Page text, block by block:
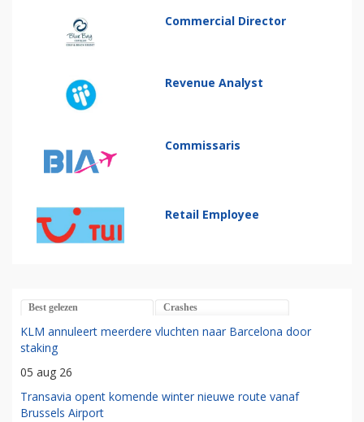
Commercial Director
Revenue Analyst
Commissaris
Retail Employee
Best gelezen Crashes
KLM annuleert meerdere vluchten naar Barcelona door
staking
05 aug 26
Transavia opent komende winter nieuwe route vanaf
Brussels Airport